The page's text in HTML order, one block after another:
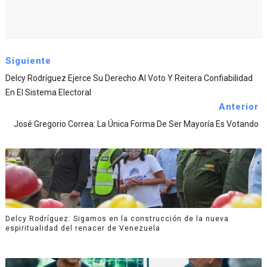
Siguiente
Delcy Rodríguez Ejerce Su Derecho Al Voto Y Reitera Confiabilidad
En El Sistema Electoral
Anterior
José Gregorio Correa: La Única Forma De Ser Mayoría Es Votando
Delcy Rodríguez: Sigamos en la construcción de la nueva
espiritualidad del renacer de Venezuela